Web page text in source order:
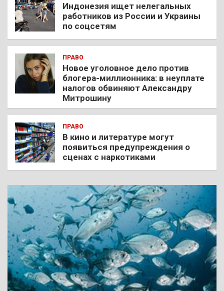
Индонезия ищет нелегальных
работников из России и Украины
по соцсетям
ПРАВО
Новое уголовное дело против
блогера-миллионника: в неуплате
налогов обвиняют Александру
Митрошину
ПРАВО
В кино и литературе могут
появиться предупреждения о
сценах с наркотиками